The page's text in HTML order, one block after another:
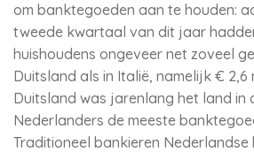
om banktegoeden aan te houden:
tweede kwartaal van dit jaar
huishoudens ongeveer net zoveel
Duitsland als in Italië, namelijk € 2,6
Duitsland was jarenlang het land in
Nederlanders de meeste
Traditioneel bankieren Nederlandse